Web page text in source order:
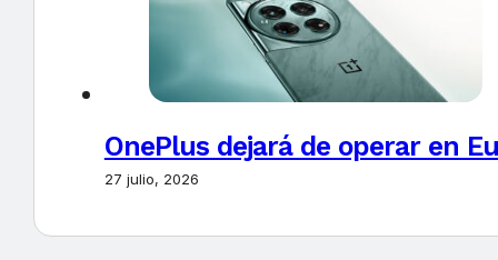
OnePlus dejará de operar en
27 julio, 2026